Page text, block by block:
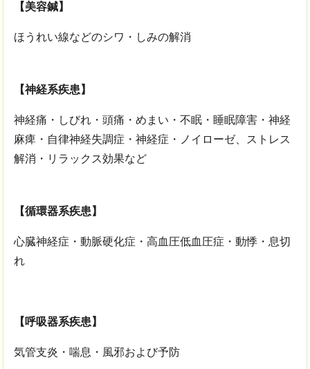
【美容鍼】
ほうれい線などのシワ・しみの解消
【神経系疾患】
神経痛・しびれ・頭痛・めまい・不眠・睡眠障害・神経
麻痺・自律神経失調症・神経症・ノイローゼ、ストレス
解消・リラックス効果など
【循環器系疾患】
心臓神経症・動脈硬化症・高血圧低血圧症・動悸・息切
れ
【呼吸器系疾患】
気管支炎・喘息・風邪および予防